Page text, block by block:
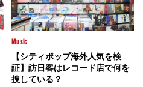
Music
【シティポップ海外人気を検
証】訪日客はレコード店で何を
捜している？